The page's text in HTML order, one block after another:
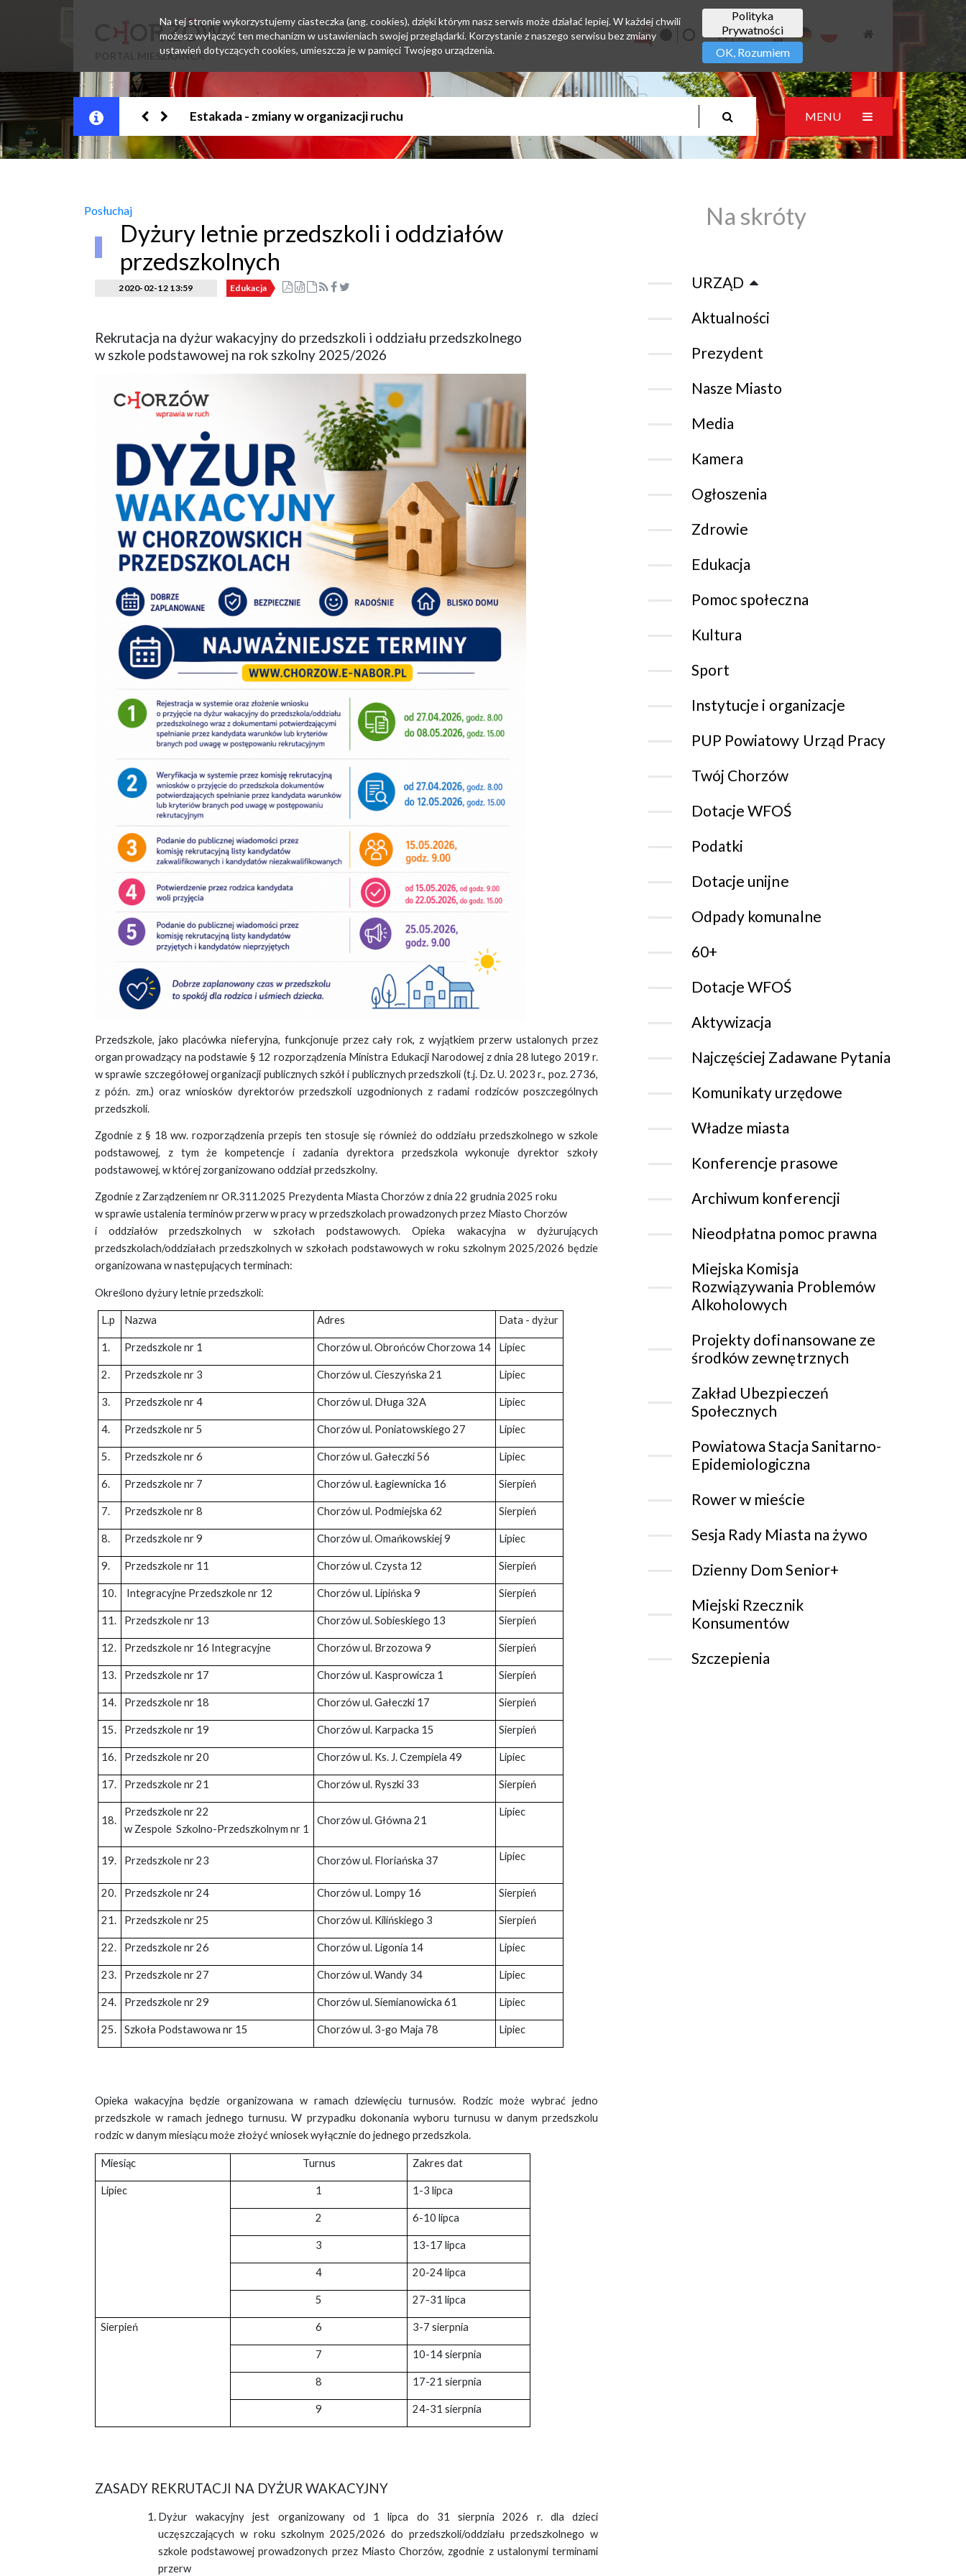
PORTAL MIESZKAŃCA
Jesteśmy w EZD MENU
Posłuchaj
Dyżury letnie przedszkoli i oddziałów
przedszkolnych
2020-02-12 13:59 Edukacja
Rekrutacja na dyżur wakacyjny do przedszkoli i oddziału przedszkolnego
w szkole podstawowej na rok szkolny 2025/2026
Przedszkole, jako placówka nieferyjna, funkcjonuje przez cały rok, z wyjątkiem przerw ustalonych przez
organ prowadzący na podstawie § 12 rozporządzenia Ministra Edukacji Narodowej z dnia 28 lutego 2019 r.
w sprawie szczegółowej organizacji publicznych szkół i publicznych przedszkoli (t.j. Dz. U. 2023 r., poz. 2736,
z późn. zm.) oraz wniosków dyrektorów przedszkoli uzgodnionych z radami rodziców poszczególnych
przedszkoli.
Zgodnie z § 18 ww. rozporządzenia przepis ten stosuje się również do oddziału przedszkolnego w szkole
podstawowej, z tym że kompetencje i zadania dyrektora przedszkola wykonuje dyrektor szkoły
podstawowej, w której zorganizowano oddział przedszkolny.
Zgodnie z Zarządzeniem nr OR.311.2025 Prezydenta Miasta Chorzów z dnia 22 grudnia 2025 roku
w sprawie ustalenia terminów przerw w pracy w przedszkolach prowadzonych przez Miasto Chorzów
i oddziałów przedszkolnych w szkołach podstawowych. Opieka wakacyjna w dyżurujących
przedszkolach/oddziałach przedszkolnych w szkołach podstawowych w roku szkolnym 2025/2026 będzie
organizowana w następujących terminach:
Określono dyżury letnie przedszkoli:
L.p Nazwa Adres Data - dyżur
1. Przedszkole nr 1 Chorzów ul. Obrońców Chorzowa 14 Lipiec
2. Przedszkole nr 3 Chorzów ul. Cieszyńska 21 Lipiec
3. Przedszkole nr 4 Chorzów ul. Długa 32A Lipiec
4. Przedszkole nr 5 Chorzów ul. Poniatowskiego 27 Lipiec
5. Przedszkole nr 6 Chorzów ul. Gałeczki 56 Lipiec
6. Przedszkole nr 7 Chorzów ul. Łagiewnicka 16 Sierpień
7. Przedszkole nr 8 Chorzów ul. Podmiejska 62 Sierpień
8. Przedszkole nr 9 Chorzów ul. Omańkowskiej 9 Lipiec
9. Przedszkole nr 11 Chorzów ul. Czysta 12 Sierpień
10. Integracyjne Przedszkole nr 12 Chorzów ul. Lipińska 9 Sierpień
11. Przedszkole nr 13 Chorzów ul. Sobieskiego 13 Sierpień
12. Przedszkole nr 16 Integracyjne Chorzów ul. Brzozowa 9 Sierpień
13. Przedszkole nr 17 Chorzów ul. Kasprowicza 1 Sierpień
14. Przedszkole nr 18 Chorzów ul. Gałeczki 17 Sierpień
15. Przedszkole nr 19 Chorzów ul. Karpacka 15 Sierpień
16. Przedszkole nr 20 Chorzów ul. Ks. J. Czempiela 49 Lipiec
17. Przedszkole nr 21 Chorzów ul. Ryszki 33 Sierpień
18.
Przedszkole nr 22
w Zespole Szkolno-Przedszkolnym nr 1
Chorzów ul. Główna 21
Lipiec
19. Przedszkole nr 23 Chorzów ul. Floriańska 37 Lipiec
20. Przedszkole nr 24 Chorzów ul. Lompy 16 Sierpień
21. Przedszkole nr 25 Chorzów ul. Kilińskiego 3 Sierpień
22. Przedszkole nr 26 Chorzów ul. Ligonia 14 Lipiec
23. Przedszkole nr 27 Chorzów ul. Wandy 34 Lipiec
24. Przedszkole nr 29 Chorzów ul. Siemianowicka 61 Lipiec
25. Szkoła Podstawowa nr 15 Chorzów ul. 3-go Maja 78 Lipiec
Opieka wakacyjna będzie organizowana w ramach dziewięciu turnusów. Rodzic może wybrać jedno
przedszkole w ramach jednego turnusu. W przypadku dokonania wyboru turnusu w danym przedszkolu
rodzic w danym miesiącu może złożyć wniosek wyłącznie do jednego przedszkola.
Miesiąc Turnus Zakres dat
Lipiec 1 1-3 lipca
2 6-10 lipca
3 13-17 lipca
4 20-24 lipca
5 27-31 lipca
Sierpień 6 3-7 sierpnia
7 10-14 sierpnia
8 17-21 sierpnia
9 24-31 sierpnia
ZASADY REKRUTACJI NA DYŻUR WAKACYJNY
Dyżur wakacyjny jest organizowany od 1 lipca do 31 sierpnia 2026 r. dla dzieci
uczęszczających w roku szkolnym 2025/2026 do przedszkoli/oddziału przedszkolnego w
szkole podstawowej prowadzonych przez Miasto Chorzów, zgodnie z ustalonymi terminami
przerw
Na skróty
URZĄD
Aktualności
Prezydent
Nasze Miasto
Media
Kamera
Ogłoszenia
Zdrowie
Edukacja
Pomoc społeczna
Kultura
Sport
Instytucje i organizacje
PUP Powiatowy Urząd Pracy
Twój Chorzów
Dotacje WFOŚ
Podatki
Dotacje unijne
Odpady komunalne
60+
Dotacje WFOŚ
Aktywizacja
Najczęściej Zadawane Pytania
Komunikaty urzędowe
Władze miasta
Konferencje prasowe
Archiwum konferencji
Nieodpłatna pomoc prawna
Miejska Komisja
Rozwiązywania Problemów
Alkoholowych
Projekty dofinansowane ze
środków zewnętrznych
Zakład Ubezpieczeń
Społecznych
Powiatowa Stacja Sanitarno-
Epidemiologiczna
Rower w mieście
Sesja Rady Miasta na żywo
Dzienny Dom Senior+
Miejski Rzecznik
Konsumentów
Szczepienia
Polityka
Prywatności
OK, Rozumiem
Na tej stronie wykorzystujemy ciasteczka (ang. cookies), dzięki którym nasz serwis może działać lepiej. W każdej chwili
możesz wyłączyć ten mechanizm w ustawieniach swojej przeglądarki. Korzystanie z naszego serwisu bez zmiany
ustawień dotyczących cookies, umieszcza je w pamięci Twojego urządzenia.